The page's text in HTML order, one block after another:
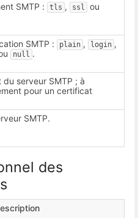
SMTP : tls , ssl ou
SMTP : plain , login ,
null .
serveur SMTP ; à
pour un certificat
SMTP.
des